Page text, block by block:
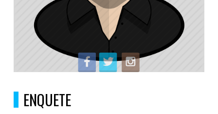
ENQUETE